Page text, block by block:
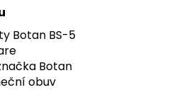
Botan BS-5
Botan
obuv